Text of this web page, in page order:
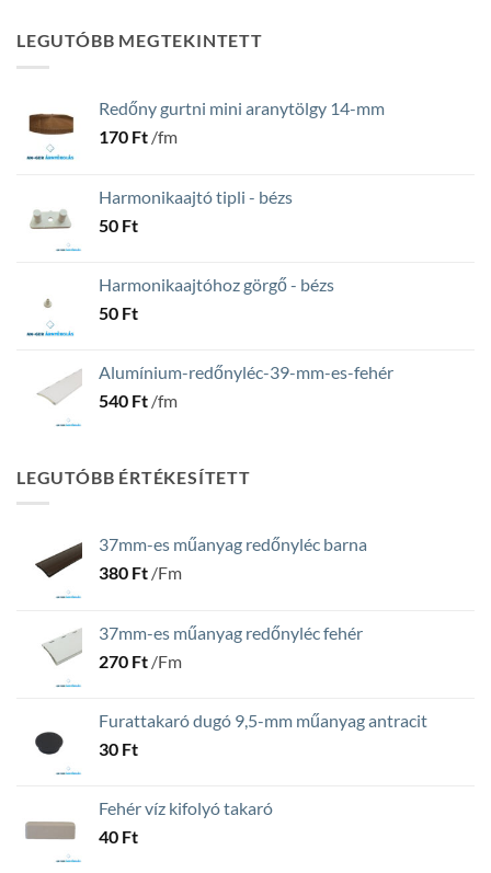
LEGUTÓBB MEGTEKINTETT
Redőny gurtni mini aranytölgy 14-mm
170 Ft /fm
Harmonikaajtó tipli - bézs
50 Ft
Harmonikaajtóhoz görgő - bézs
50 Ft
Alumínium-redőnyléc-39-mm-es-fehér
540 Ft /fm
LEGUTÓBB ÉRTÉKESÍTETT
37mm-es műanyag redőnyléc barna
380 Ft /Fm
37mm-es műanyag redőnyléc fehér
270 Ft /Fm
Furattakaró dugó 9,5-mm műanyag antracit
30 Ft
Fehér víz kifolyó takaró
40 Ft